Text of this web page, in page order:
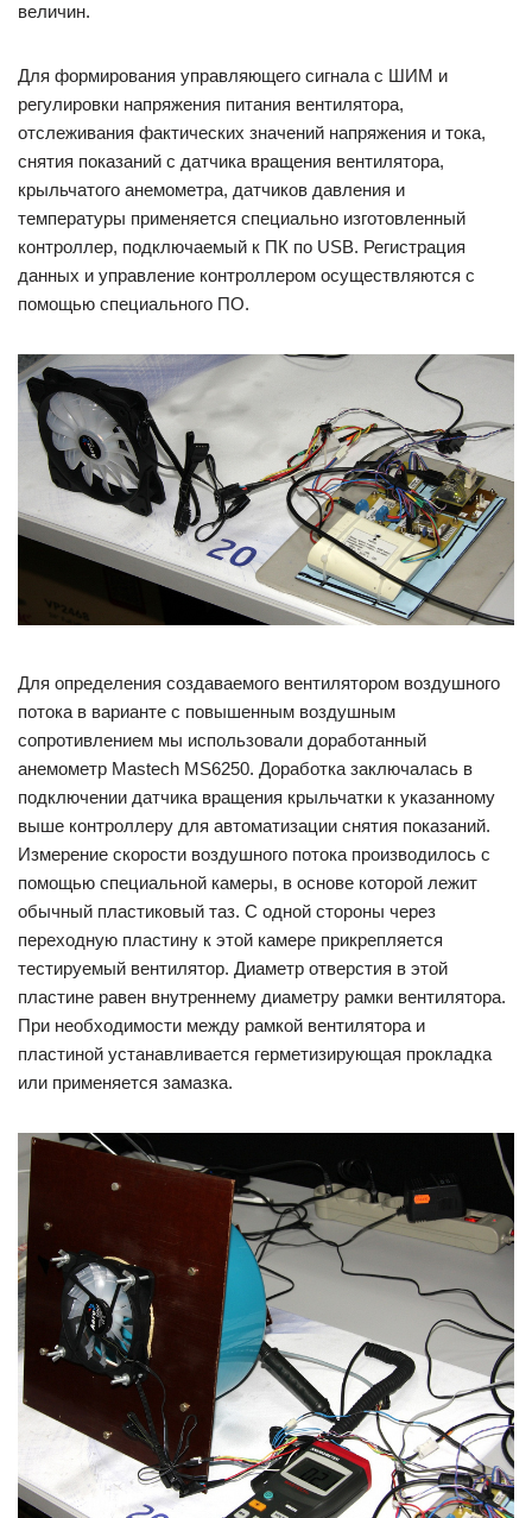
величин.
Для формирования управляющего сигнала с ШИМ и
регулировки напряжения питания вентилятора,
отслеживания фактических значений напряжения и тока,
снятия показаний с датчика вращения вентилятора,
крыльчатого анемометра, датчиков давления и
температуры применяется специально изготовленный
контроллер, подключаемый к ПК по USB. Регистрация
данных и управление контроллером осуществляются с
помощью специального ПО.
Для определения создаваемого вентилятором воздушного
потока в варианте с повышенным воздушным
сопротивлением мы использовали доработанный
анемометр Mastech MS6250. Доработка заключалась в
подключении датчика вращения крыльчатки к указанному
выше контроллеру для автоматизации снятия показаний.
Измерение скорости воздушного потока производилось с
помощью специальной камеры, в основе которой лежит
обычный пластиковый таз. С одной стороны через
переходную пластину к этой камере прикрепляется
тестируемый вентилятор. Диаметр отверстия в этой
пластине равен внутреннему диаметру рамки вентилятора.
При необходимости между рамкой вентилятора и
пластиной устанавливается герметизирующая прокладка
или применяется замазка.